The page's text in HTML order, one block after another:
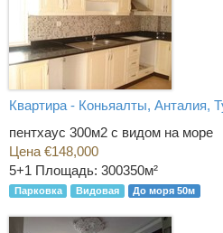
Квартира - Коньяалты, Анталия,
пентхаус 300м2 с видом на море
Цена €148,000
5+1 Площадь: 300350м²
Парковка Видовая До моря 50м